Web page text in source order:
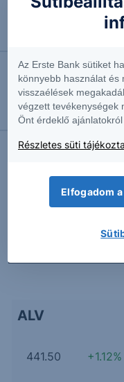
2026.07.24. 13:38
2026.07.24. 12:59
Adidas, Heidelberg
opciós piac
Kapcsolódó
ALV
441.50 +1.12%
Az Erste Bank sütiket
könnyebb használat és
visszaélések
végzett tevékenységek
Önt érdeklő
Részletes süti
Elfogadom